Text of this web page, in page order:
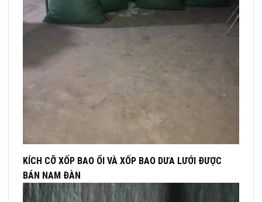
KÍCH CỠ XỐP BAO ỔI VÀ XỐP BAO DƯA LƯỚI ĐƯỢC
BÁN NAM ĐÀN